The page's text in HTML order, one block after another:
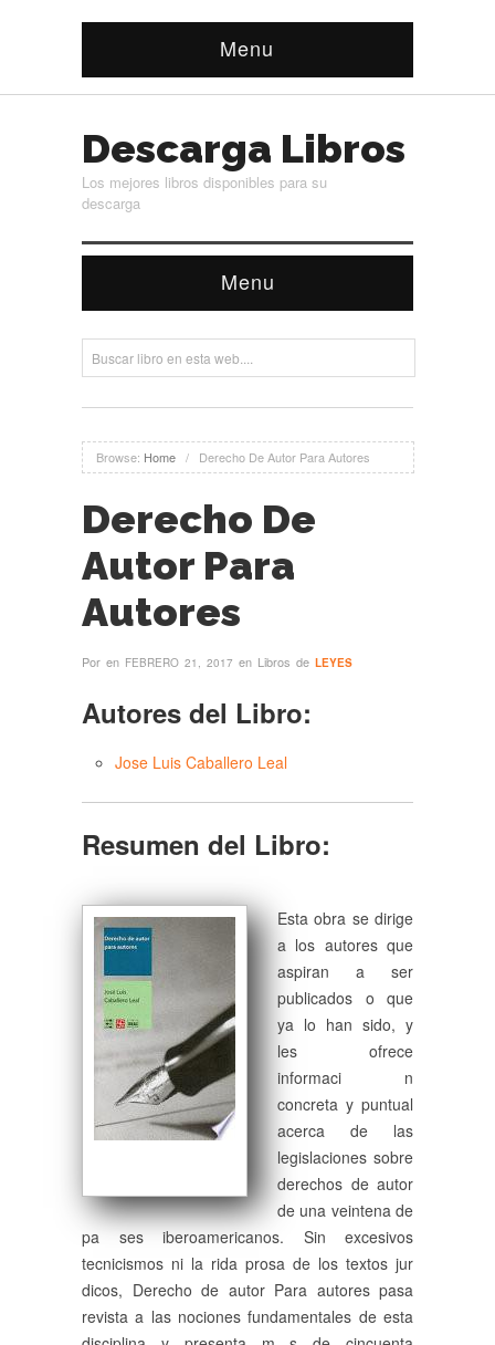
Menu
Descarga Libros
Los mejores libros disponibles para su
descarga
Menu
Browse: Home / Derecho De Autor Para Autores
Derecho De
Autor Para
Autores
Por en FEBRERO 21, 2017 en Libros de LEYES
Autores del Libro:
Jose Luis Caballero Leal
Resumen del Libro:
Esta obra se dirige
a los autores que
aspiran a ser
publicados o que
ya lo han sido, y
les ofrece
informaci n
concreta y puntual
acerca de las
legislaciones sobre
derechos de autor
de una veintena de
pa ses iberoamericanos. Sin excesivos
tecnicismos ni la rida prosa de los textos jur
dicos, Derecho de autor Para autores pasa
revista a las nociones fundamentales de esta